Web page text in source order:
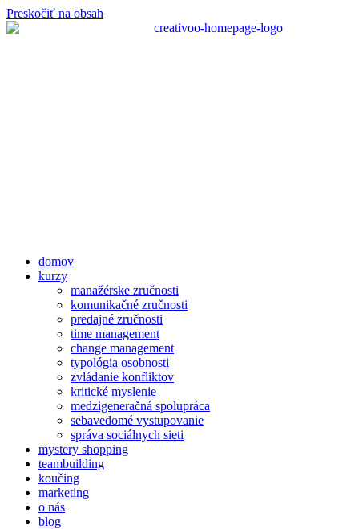
Preskočiť na obsah
domov
kurzy
manažérske zručnosti
komunikačné zručnosti
predajné zručnosti
time management
change management
typológia osobnosti
zvládanie konfliktov
kritické myslenie
medzigeneračná spolupráca
sebavedomé vystupovanie
správa sociálnych sieti
mystery shopping
teambuilding
koučing
marketing
o nás
blog